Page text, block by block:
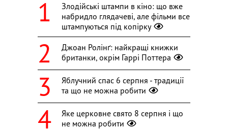
Злодійські штампи в кіно: що вже
набридло глядачеві, але фільми все
штампуються під копірку
Джоан Ролінґ: найкращі книжки
британки, окрім Гаррі Поттера
Яблучний спас 6 серпня - традиції
та що не можна робити
Яке церковне свято 8 серпня і що
не можна робити